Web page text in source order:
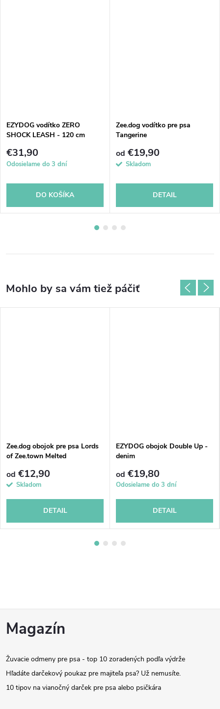
EZYDOG vodítko ZERO
SHOCK LEASH - 120 cm
€31,90
Odosielame do 3 dní
DO KOŠÍKA
Zee.dog vodítko pre psa
Tangerine
od €19,90
Skladom
DETAIL
Zee.dog obojok pre psa Lords
of Zee.town Melted
od €12,90
Skladom
DETAIL
EZYDOG obojok Double Up -
denim
od €19,80
Odosielame do 3 dní
DETAIL
Z
p
ä
Magazín
Žuvacie odmeny pre psa - top 10 zoradených podľa výdrže
Hľadáte darčekový poukaz pre majiteľa psa? Už nemusíte.
10 tipov na vianočný darček pre psa alebo psičkára